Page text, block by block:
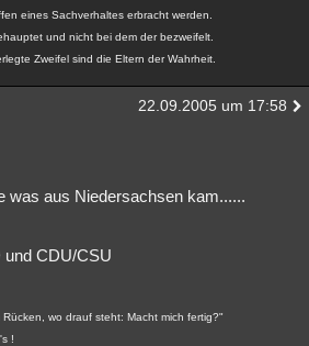
eines Sachverhaltes erbracht werden.
und nicht bei dem der bezweifelt.
Zweifel sind die Eltern der Wahrheit.
22.09.2005 um 17:58
was aus Niedersachsen kam......
und CDU/CSU
wo drauf steht: Macht mich fertig?"
!